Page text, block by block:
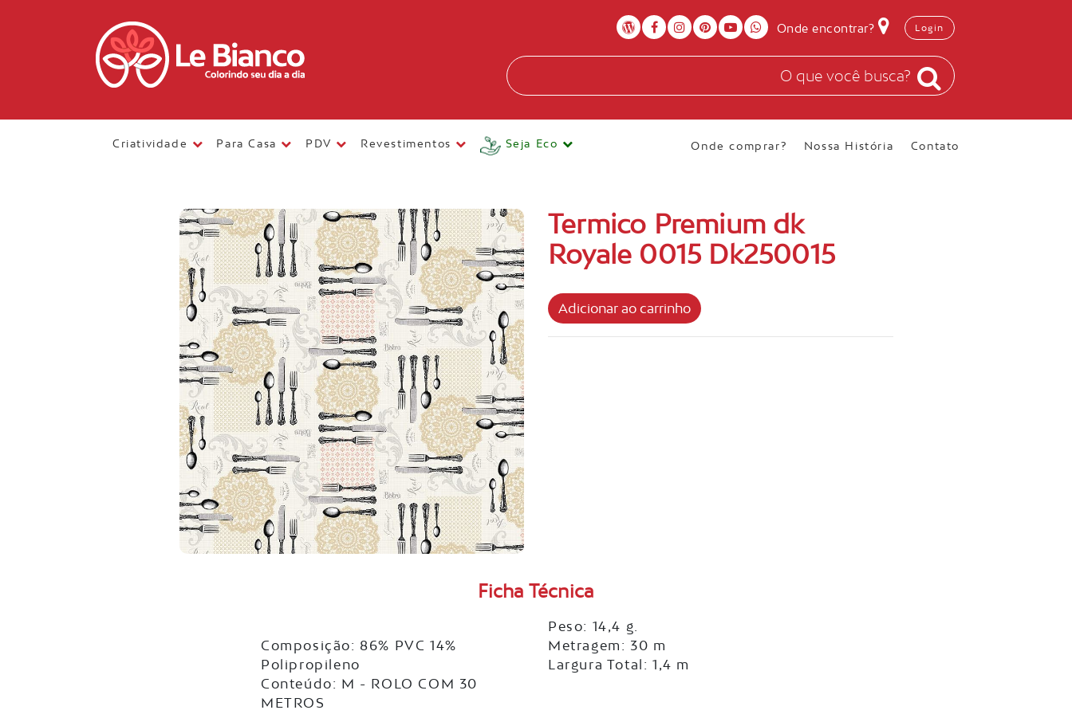
Onde encontrar? Login
Criatividade Para Casa PDV Revestimentos Seja Eco Onde comprar? Nossa História Contato
Termico Premium dk
Royale 0015 Dk250015
Ficha Técnica
Composição: 86% PVC 14%
Polipropileno
Conteúdo: M - ROLO COM 30
METROS
Peso: 14,4 g.
Metragem: 30 m
Largura Total: 1,4 m